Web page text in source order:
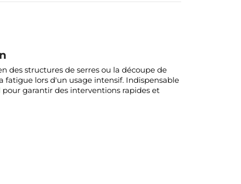
des structures de serres ou la découpe de
lors d'un usage intensif. Indispensable
pour garantir des interventions rapides et